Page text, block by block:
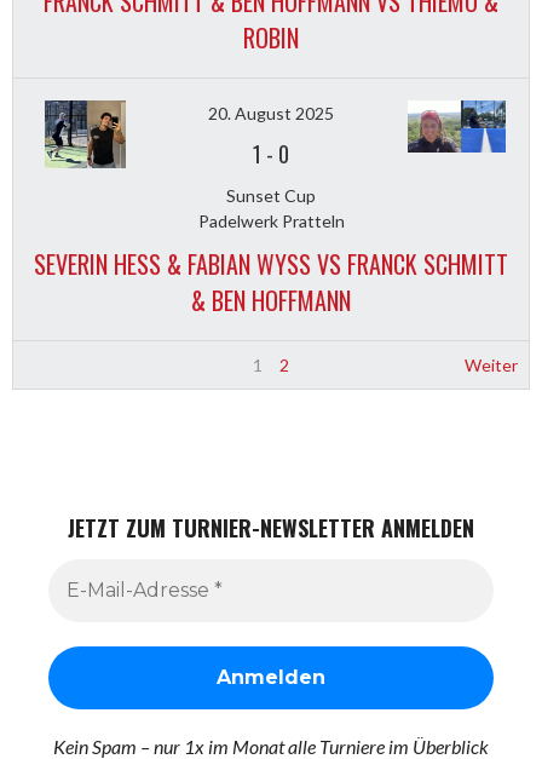
ROBIN
20. August 2025
1 - 0
Sunset Cup
Padelwerk Pratteln
SEVERIN HESS & FABIAN WYSS VS FRANCK SCHMITT
& BEN HOFFMANN
1 2 Weiter
JETZT ZUM TURNIER-NEWSLETTER ANMELDEN
Kein Spam – nur 1x im Monat alle Turniere im Überblick